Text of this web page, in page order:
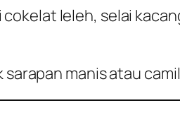
leleh, selai
manis atau